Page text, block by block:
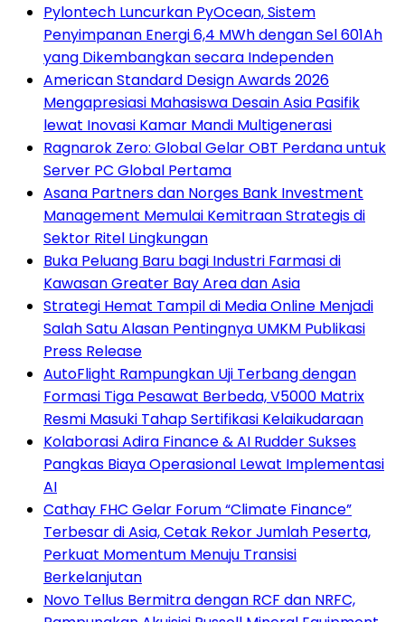
Pylontech Luncurkan PyOcean, Sistem
Penyimpanan Energi 6,4 MWh dengan Sel 601Ah
yang Dikembangkan secara Independen
American Standard Design Awards 2026
Mengapresiasi Mahasiswa Desain Asia Pasifik
lewat Inovasi Kamar Mandi Multigenerasi
Ragnarok Zero: Global Gelar OBT Perdana untuk
Server PC Global Pertama
Asana Partners dan Norges Bank Investment
Management Memulai Kemitraan Strategis di
Sektor Ritel Lingkungan
Buka Peluang Baru bagi Industri Farmasi di
Kawasan Greater Bay Area dan Asia
Strategi Hemat Tampil di Media Online Menjadi
Salah Satu Alasan Pentingnya UMKM Publikasi
Press Release
AutoFlight Rampungkan Uji Terbang dengan
Formasi Tiga Pesawat Berbeda, V5000 Matrix
Resmi Masuki Tahap Sertifikasi Kelaikudaraan
Kolaborasi Adira Finance & AI Rudder Sukses
Pangkas Biaya Operasional Lewat Implementasi
AI
Cathay FHC Gelar Forum “Climate Finance”
Terbesar di Asia, Cetak Rekor Jumlah Peserta,
Perkuat Momentum Menuju Transisi
Berkelanjutan
Novo Tellus Bermitra dengan RCF dan NRFC,